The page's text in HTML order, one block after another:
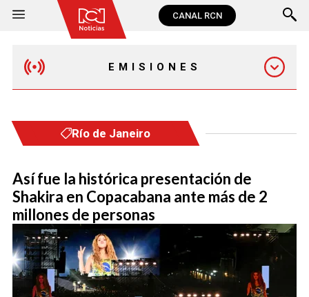
CANAL RCN
EMISIONES
Río de Janeiro
Así fue la histórica presentación de
Shakira en Copacabana ante más de 2
millones de personas